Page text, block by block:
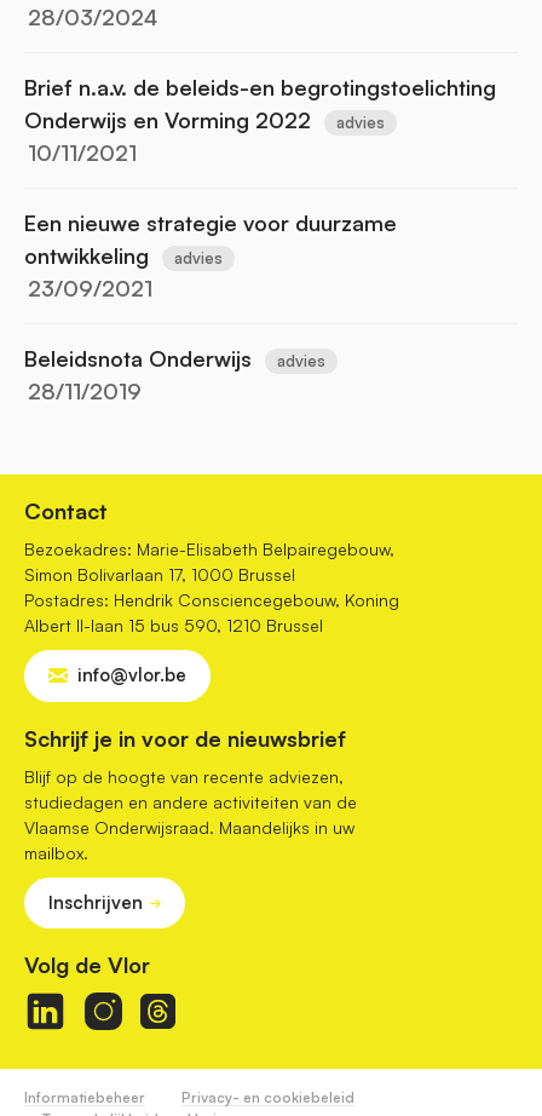
28/03/2024
Brief n.a.v. de beleids-en begrotingstoelichting
Onderwijs en Vorming 2022
advies
10/11/2021
Een nieuwe strategie voor duurzame
ontwikkeling
advies
23/09/2021
Beleidsnota Onderwijs advies
28/11/2019
Contact
Bezoekadres: Marie-Elisabeth Belpairegebouw,
Simon Bolivarlaan 17, 1000 Brussel
Postadres: Hendrik Consciencegebouw, Koning
Albert II-laan 15 bus 590, 1210 Brussel
info@vlor.be
Schrijf je in voor de nieuwsbrief
Blijf op de hoogte van recente adviezen,
studiedagen en andere activiteiten van de
Vlaamse Onderwijsraad. Maandelijks in uw
mailbox.
Inschrijven
Volg de Vlor
Informatiebeheer
Privacy- en cookiebeleid